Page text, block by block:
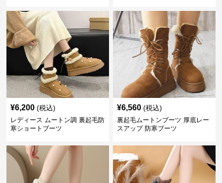
¥6,200 (税込)
レディース ムートン調 裏起毛防
寒ショートブーツ
¥6,560 (税込)
裏起毛ムートンブーツ 厚底レー
スアップ 防寒ブーツ